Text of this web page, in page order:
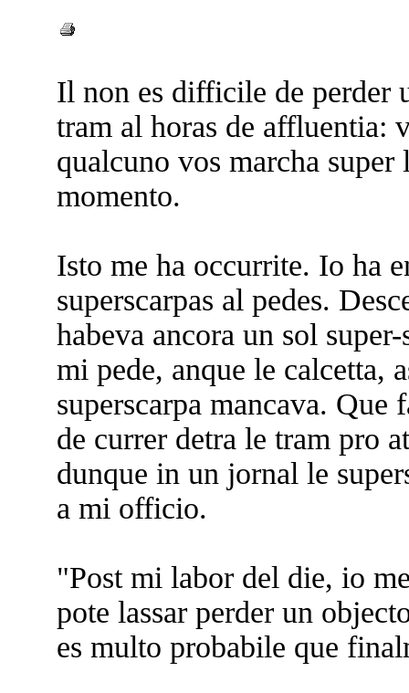
Il non es difficile de perder
tram al horas de affluentia:
qualcuno vos marcha
momento.
Isto me ha occurrite. Io ha
superscarpas al pedes.
habeva ancora un sol
mi pede, anque le calcetta,
superscarpa mancava. Que
de currer detra le tram pro
dunque in un jornal le
a mi officio.
"Post mi labor del die, io
pote lassar perder un
es multo probabile que